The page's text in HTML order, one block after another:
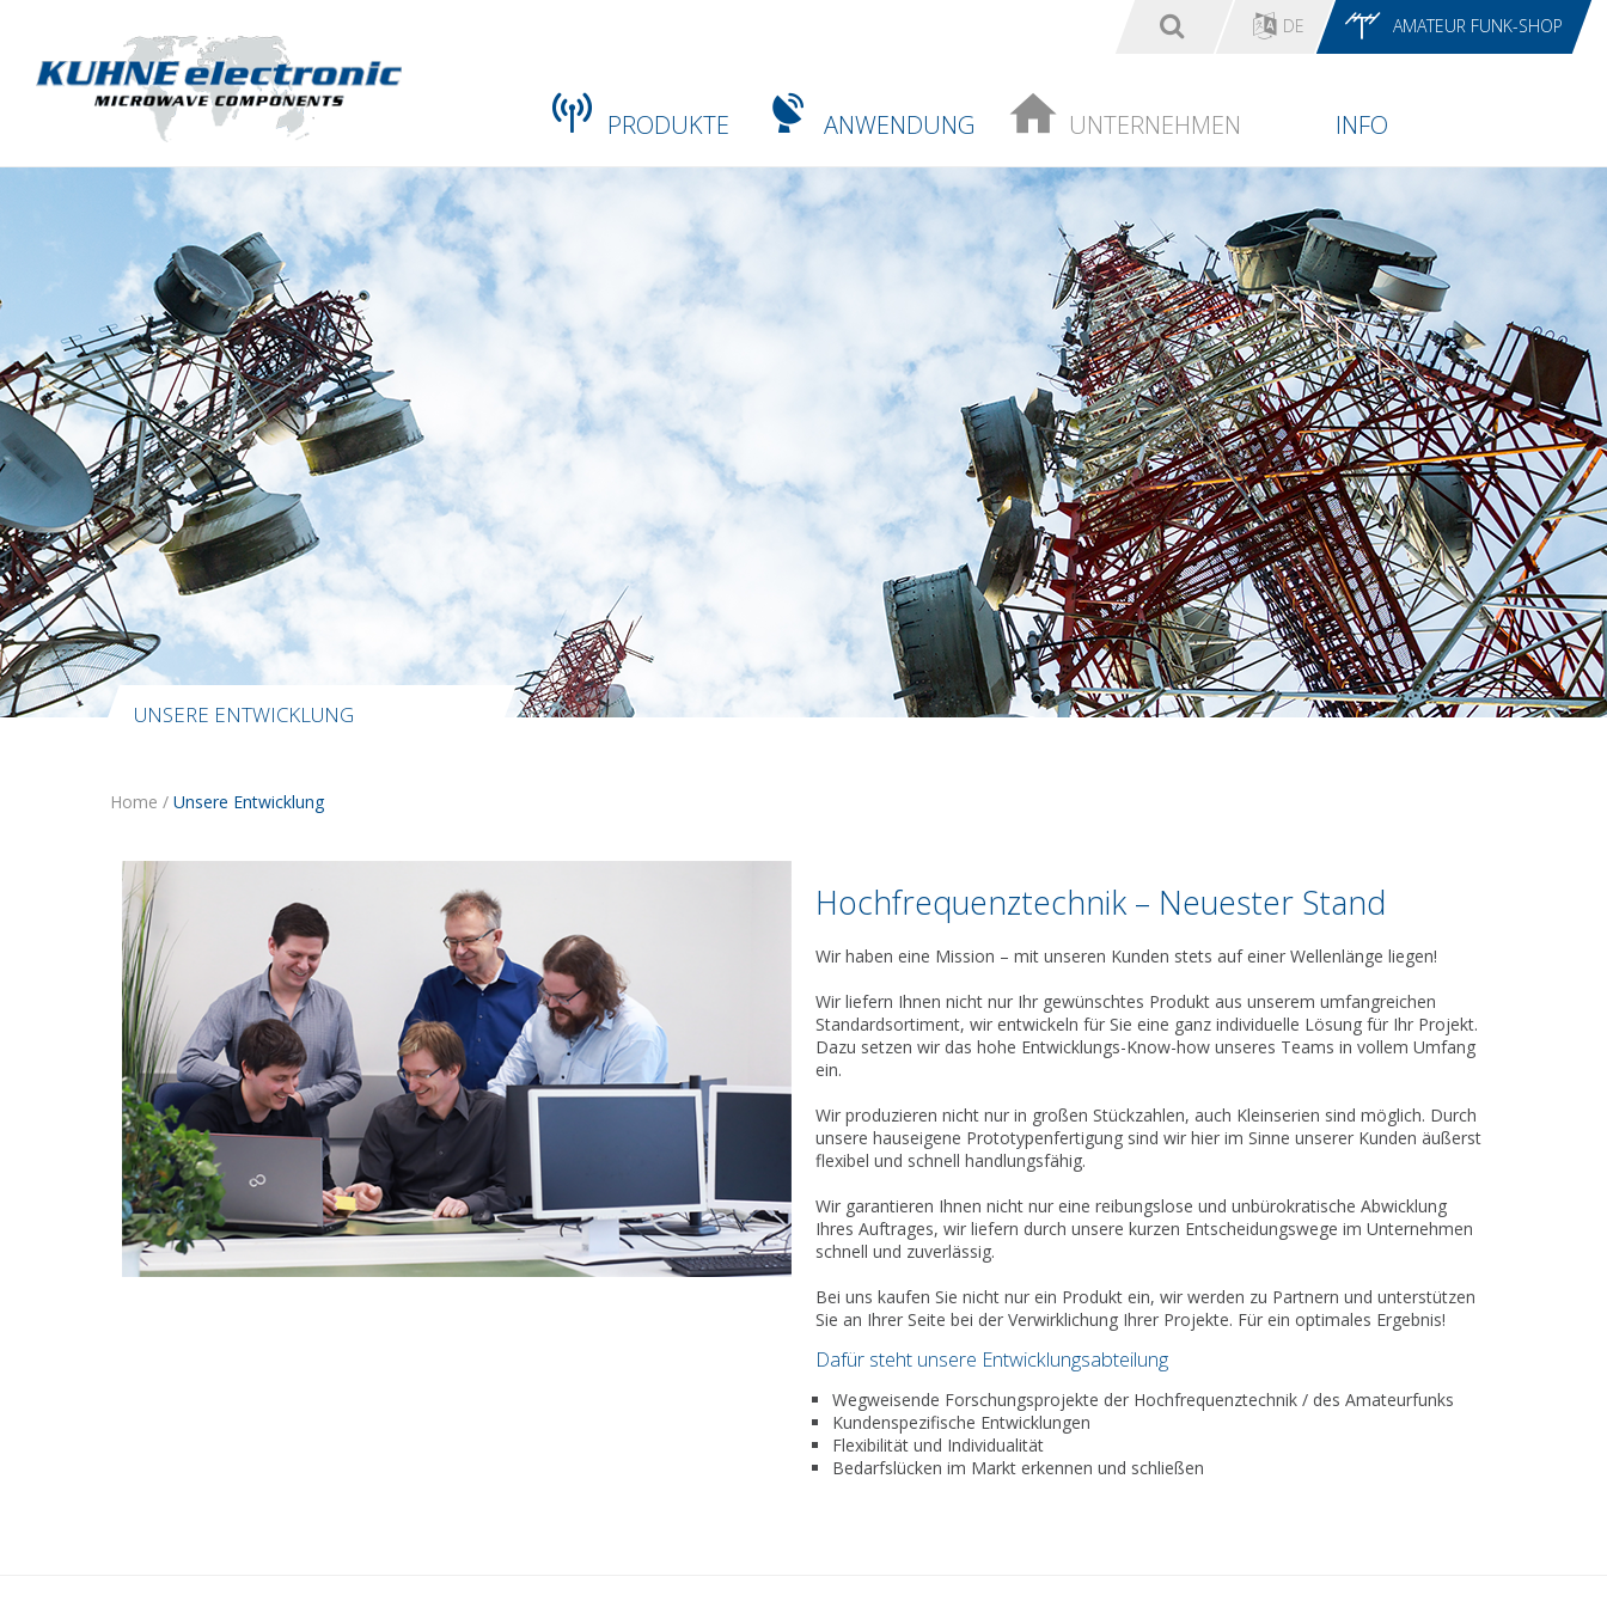
DE AMATEUR FUNK-SHOP
PRODUKTE ANWENDUNG UNTERNEHMEN INFO
UNSERE ENTWICKLUNG
Home / Unsere Entwicklung
Hochfrequenztechnik – Neuester Stand
Wir haben eine Mission – mit unseren Kunden stets auf einer Wellenlänge liegen!
Wir liefern Ihnen nicht nur Ihr gewünschtes Produkt aus unserem umfangreichen
Standardsortiment, wir entwickeln für Sie eine ganz individuelle Lösung für Ihr Projekt.
Dazu setzen wir das hohe Entwicklungs-Know-how unseres Teams in vollem Umfang
ein.
Wir produzieren nicht nur in großen Stückzahlen, auch Kleinserien sind möglich. Durch
unsere hauseigene Prototypenfertigung sind wir hier im Sinne unserer Kunden äußerst
flexibel und schnell handlungsfähig.
Wir garantieren Ihnen nicht nur eine reibungslose und unbürokratische Abwicklung
Ihres Auftrages, wir liefern durch unsere kurzen Entscheidungswege im Unternehmen
schnell und zuverlässig.
Bei uns kaufen Sie nicht nur ein Produkt ein, wir werden zu Partnern und unterstützen
Sie an Ihrer Seite bei der Verwirklichung Ihrer Projekte. Für ein optimales Ergebnis!
Dafür steht unsere Entwicklungsabteilung
Wegweisende Forschungsprojekte der Hochfrequenztechnik / des Amateurfunks
Kundenspezifische Entwicklungen
Flexibilität und Individualität
Bedarfslücken im Markt erkennen und schließen